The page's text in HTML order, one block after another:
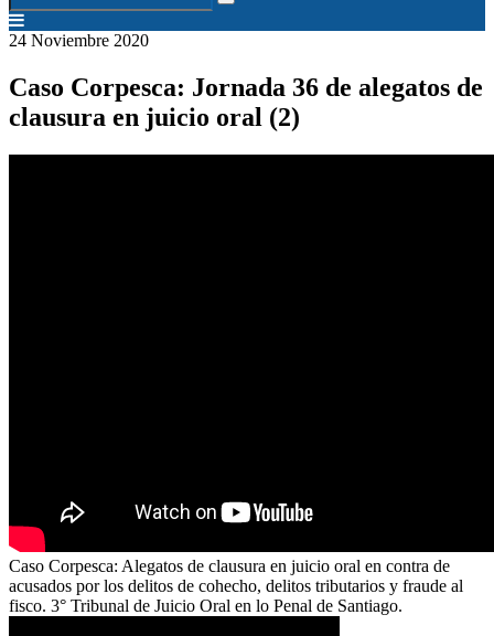
24 Noviembre 2020
Caso Corpesca: Jornada 36 de alegatos de
clausura en juicio oral (2)
Caso Corpesca: Alegatos de clausura en juicio oral en contra de
acusados por los delitos de cohecho, delitos tributarios y fraude al
fisco. 3° Tribunal de Juicio Oral en lo Penal de Santiago.